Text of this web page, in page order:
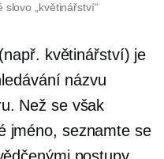
„květinářství“
květinářství) je
názvu
Než se však
jméno, seznamte se